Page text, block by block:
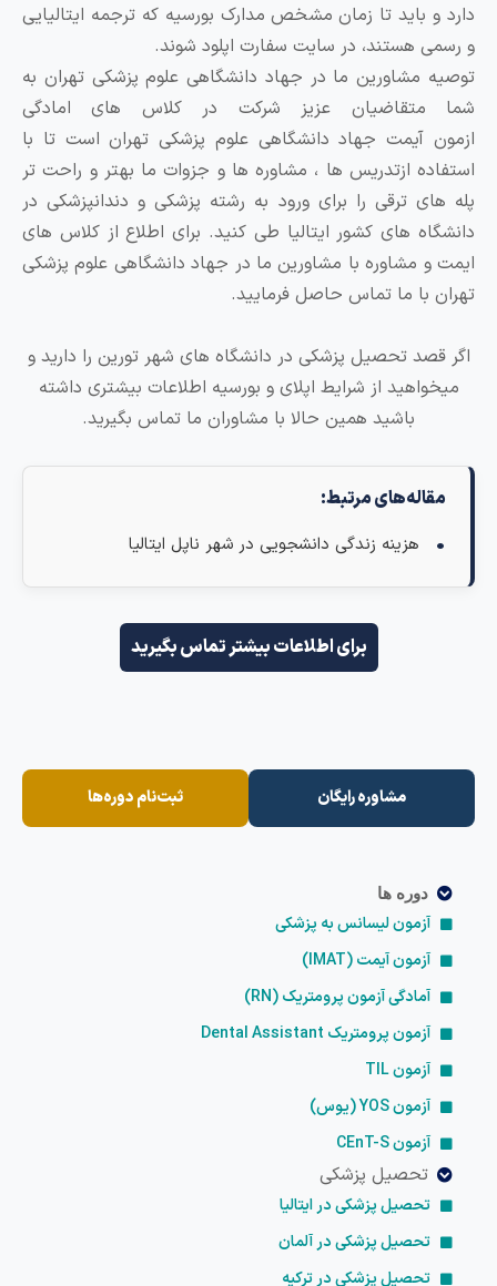
باید تا زمان مشخص مدارک بورسیه که ترجمه ایتالیایی
هستند، در سایت سفارت اپلود شوند.
مشاورین ما در جهاد دانشگاهی علوم پزشکی تهران به
عزیز شرکت در کلاس های امادگی
آیمت جهاد دانشگاهی علوم پزشکی تهران است تا با
ازتدریس ها ، مشاوره ها و جزوات ما بهتر و راحت تر
ترقی را برای ورود به رشته پزشکی و دندانپزشکی در
های کشور ایتالیا طی کنید. برای اطلاع از کلاس های
مشاوره با مشاورین ما در جهاد دانشگاهی علوم پزشکی
با ما تماس حاصل فرمایید.
تحصیل پزشکی در دانشگاه های شهر تورین را دارید و
از شرایط اپلای و بورسیه اطلاعات بیشتری داشته
باشید همین حالا با مشاوران ما تماس بگیرید.
مرتبط:
هزینه زندگی دانشجویی در شهر ناپل ایتالیا
برای اطلاعات بیشتر تماس بگیرید
مشاوره رایگان ثبت‌نام دوره‌ها
دوره ها
آزمون لیسانس به پزشکی
آزمون آیمت (IMAT)
آمادگی آزمون پرومتریک (RN)
آزمون پرومتریک Dental Assistant
آزمون TIL
آزمون YOS (یوس)
آزمون CEnT-S
تحصیل پزشکی
تحصیل پزشکی در ایتالیا
تحصیل پزشکی در آلمان
تحصیل پزشکی در ترکیه